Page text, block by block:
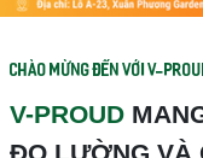
CHÀO MỪNG ĐẾN VỚI V-
V-PROUD